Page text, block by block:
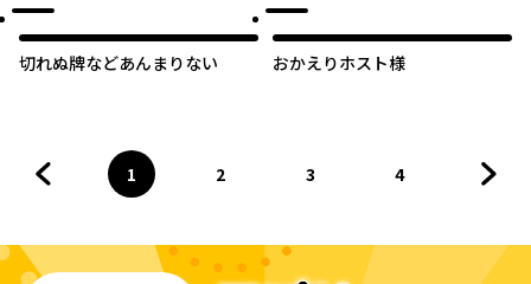
させない
切れぬ牌などあんまりない おかえりホスト様
前のページへページ
1
へ
2
3
4